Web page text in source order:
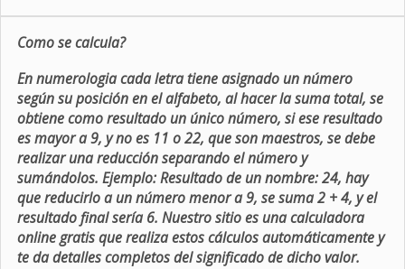
Como se calcula?
En numerologia cada letra tiene asignado un número
según su posición en el alfabeto, al hacer la suma total, se
obtiene como resultado un único número, si ese resultado
es mayor a 9, y no es 11 o 22, que son maestros, se debe
realizar una reducción separando el número y
sumándolos. Ejemplo: Resultado de un nombre: 24, hay
que reducirlo a un número menor a 9, se suma 2 + 4, y el
resultado final sería 6. Nuestro sitio es una calculadora
online gratis que realiza estos cálculos automáticamente y
te da detalles completos del significado de dicho valor.